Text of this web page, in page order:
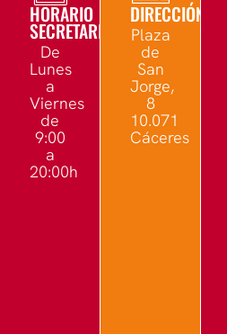
HORARIO
SECRETARÍA
De
Lunes
a
Viernes
de
9:00
a
20:00h
DIRECCIÓN
Plaza
de
San
Jorge,
8
10.071
Cáceres